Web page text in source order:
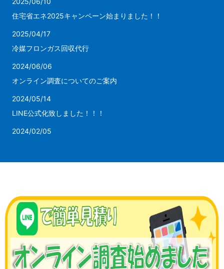
住宅省エネ2025キャンペーン始まりました！！
2025/04/17
冷媒フロンガス回収代行
2024/06/06
オンライン調査についてのご案内
2024/05/14
LINE公式化致しました！！！
2024/02/05
2023/07/12
2022/11/10
ダイキンプロショップ加盟店
2022/09/14
商標登録証が届きました！
2022/07/21